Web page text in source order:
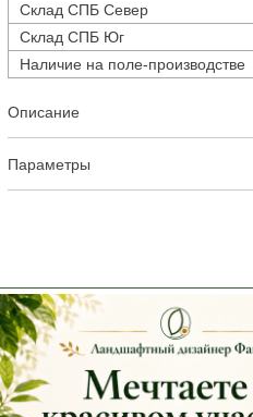
Склад СПБ Север
Склад СПБ Юг
Наличие на поле-производстве
Описание
Параметры